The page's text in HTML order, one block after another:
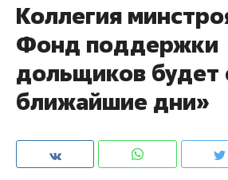
Коллегия
Фонд поддержки
дольщиков будет
ближайшие дни»